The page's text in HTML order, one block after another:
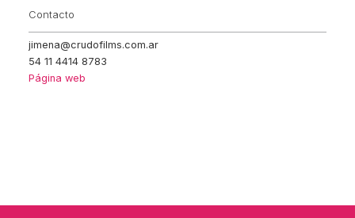
Contacto
jimena@crudofilms.com.ar
54 11 4414 8783
Página web